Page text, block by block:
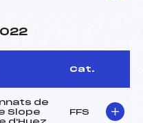
Cat.
de
Slope
d'Huez
FFS